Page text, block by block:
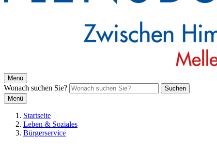
Menü
Wonach suchen Sie?
Suchen
Menü
Startseite
Leben & Soziales
Bürgerservice